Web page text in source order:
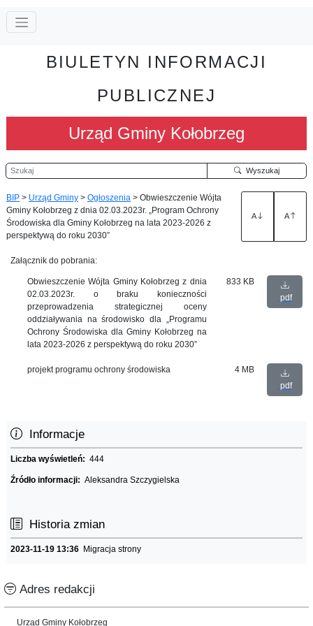
BIULETYN INFORMACJI
PUBLICZNEJ
Urząd Gminy Kołobrzeg
Szukaj Wyszukaj
BIP > Urząd Gminy > Ogłoszenia > Obwieszczenie Wójta
Gminy Kołobrzeg z dnia 02.03.2023r. „Program Ochrony
Środowiska dla Gminy Kołobrzeg na lata 2023-2026 z
perspektywą do roku 2030”
A A
Załącznik do pobrania:
Obwieszczenie Wójta Gminy Kołobrzeg z dnia
02.03.2023r. o braku konieczności
przeprowadzenia strategicznej oceny
oddziaływania na środowisko dla „Programu
Ochrony Środowiska dla Gminy Kołobrzeg na
lata 2023-2026 z perspektywą do roku 2030”
833 KB
pdf
projekt programu ochrony środowiska
4 MB
pdf
Informacje
Liczba wyświetleń: 444
Źródło informacji: Aleksandra Szczygielska
Historia zmian
2023-11-19 13:36 Migracja strony
Adres redakcji
Urząd Gminy Kołobrzeg